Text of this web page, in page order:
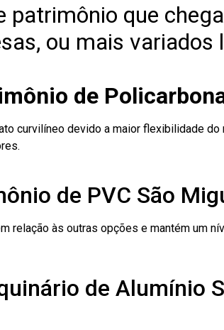
patrimônio que
ou mais variados
de
curvilíneo devido a maior flexibilidade
de PVC São
relação às outras opções e mantém um
de Alumínio